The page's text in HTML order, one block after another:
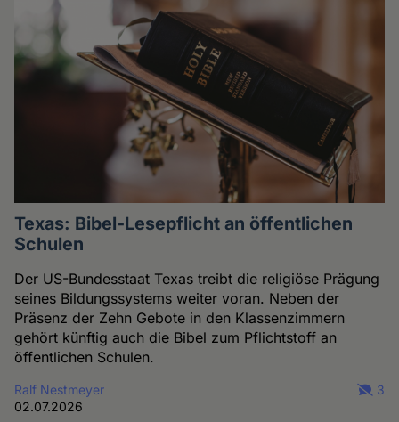
Texas: Bibel-Lesepflicht an öffentlichen
Schulen
Der US-Bundesstaat Texas treibt die religiöse Prägung
seines Bildungssystems weiter voran. Neben der
Präsenz der Zehn Gebote in den Klassenzimmern
gehört künftig auch die Bibel zum Pflichtstoff an
öffentlichen Schulen.
Ralf Nestmeyer
02.07.2026
3